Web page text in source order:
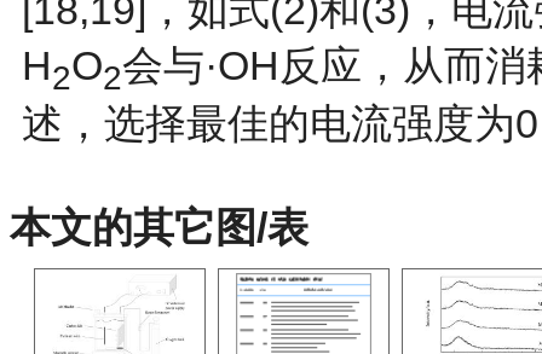
[18,19]，如式(2)和(3)，电
H2O2会与·OH反应，从而
述，选择最佳的电流强度为
本文的其它图/表